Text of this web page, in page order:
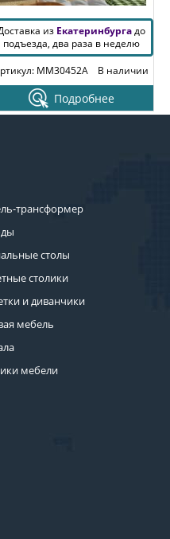
из Екатеринбургадо
подъезда, два раза в неделю
MM30452A
В наличии
Подробнее
трансформер
столы
столики
и диванчики
мебель
мебели